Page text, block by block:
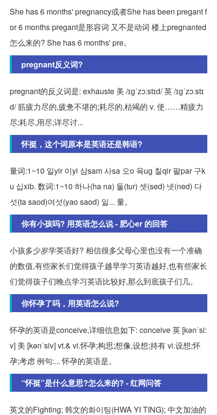
She has 6 months' pregnancy或者She has been pregant f
or 6 months pregant是形容词 又不是动词 楼上pregnanted
怎么来的? She has 6 months' pre。
pregnant反义词?
pregnant的反义词是: exhauste 美 /ɪɡˈzɔːstɪd/ 英 /ɪɡˈzɔːstɪ
d/ 筋疲力尽的,疲惫不堪的;耗尽的,枯竭的 v. 使……精疲力
尽;耗尽,用尽;详尽讨...
怀挺，这个词原本是英语还是韩语?
量词:1~10 일yir 이yi 삼sam 사sa 오o 육ug 칠qir 팔par 구k
u 십xib. 数词:1~10 하나(ha na) 둘(tur) 셋(sed) 넷(ned) 다
섯(ta saod)여섯(yao saod) 일... 量。
你有小孩吗? 用英语怎么说 - 肥心er 的回答
小孩多少岁学英语好? 相信很多父母心里也没有一个准确
的数值,有些家长们觉得孩子越早学习英语越好,也有些家长
们觉得孩子们晚点学习英语比较好,那么到底孩子们几。
你怀孕了吗，用英语怎么说?
怀孕的英语是conceive,详细信息如下: conceive 英 [kənˈsi:
v] 美 [kənˈsiv] vt.& vi.怀孕;构思;想像,设想;持有 vi.设想;怀
孕;考虑 例句:... 怀孕的英语是。
“怀挺”是什么意思?怎么来的? - 红网问答
英文的Fighting; 韩文的화이팅(HWA YI TING); 中文加油的